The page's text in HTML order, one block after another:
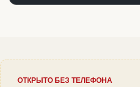
ОТКРЫТО БЕЗ ТЕЛЕФОНА